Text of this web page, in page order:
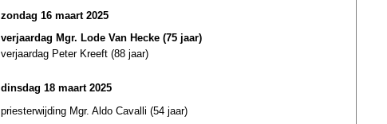
zondag 16 maart 2025
verjaardag Mgr. Lode Van Hecke (75 jaar)
verjaardag Peter Kreeft (88 jaar)
dinsdag 18 maart 2025
priesterwijding Mgr. Aldo Cavalli (54 jaar)